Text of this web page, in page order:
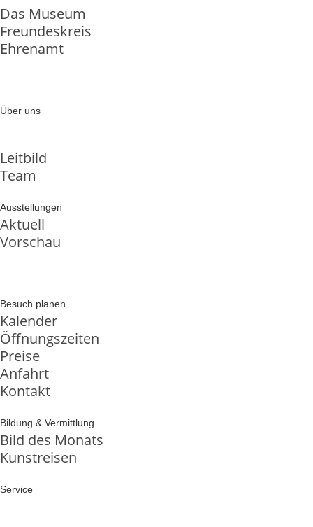
Das Museum
Freundeskreis
Ehrenamt
Über uns
Leitbild
Team
Ausstellungen
Aktuell
Vorschau
Besuch planen
Kalender
Öffnungszeiten
Preise
Anfahrt
Kontakt
Bildung & Vermittlung
Bild des Monats
Kunstreisen
Service